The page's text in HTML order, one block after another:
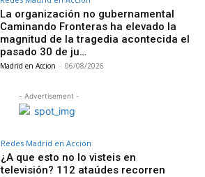
La organización no gubernamental
Caminando Fronteras ha elevado la
magnitud de la tragedia acontecida el
pasado 30 de ju…
Madrid en Accion - 06/08/2026
- Advertisement -
Redes Madrid en Acción
¿A que esto no lo visteis en
televisión? 112 ataúdes recorren